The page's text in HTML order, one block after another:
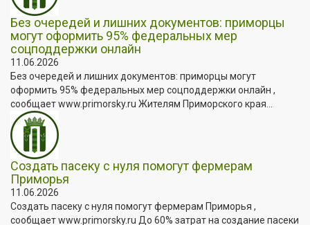
Без очередей и лишних документов: приморцы
могут оформить 95% федеральных мер
соцподдержки онлайн
11.06.2026
Без очередей и лишних документов: приморцы могут
оформить 95% федеральных мер соцподдержки онлайн ,
сообщает www.primorsky.ru Жителям Приморского края...
Создать пасеку с нуля помогут фермерам
Приморья
11.06.2026
Создать пасеку с нуля помогут фермерам Приморья ,
сообщает www.primorsky.ru До 60% затрат на создание пасеки